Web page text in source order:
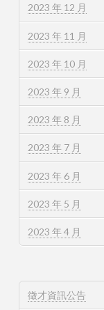
2023 年 12 月
2023 年 11 月
2023 年 10 月
2023 年 9 月
2023 年 8 月
2023 年 7 月
2023 年 6 月
2023 年 5 月
2023 年 4 月
徵才資訊公告